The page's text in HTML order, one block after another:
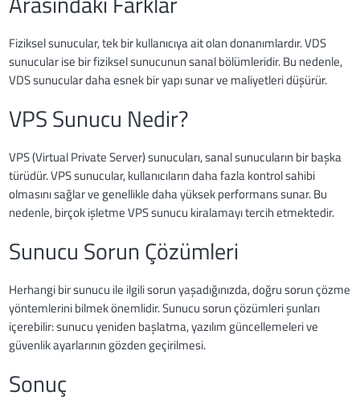
Fiziksel sunucular, tek bir kullanıcıya ait olan donanımlardır. VDS
sunucular ise bir fiziksel sunucunun sanal bölümleridir. Bu nedenle,
VDS sunucular daha esnek bir yapı sunar ve maliyetleri düşürür.
VPS Sunucu Nedir?
VPS (Virtual Private Server) sunucuları, sanal sunucuların bir başka
türüdür. VPS sunucular, kullanıcıların daha fazla kontrol sahibi
olmasını sağlar ve genellikle daha yüksek performans sunar. Bu
nedenle, birçok işletme VPS sunucu kiralamayı tercih etmektedir.
Sunucu Sorun Çözümleri
Herhangi bir sunucu ile ilgili sorun yaşadığınızda, doğru sorun çözme
yöntemlerini bilmek önemlidir. Sunucu sorun çözümleri şunları
içerebilir: sunucu yeniden başlatma, yazılım güncellemeleri ve
güvenlik ayarlarının gözden geçirilmesi.
Sonuç